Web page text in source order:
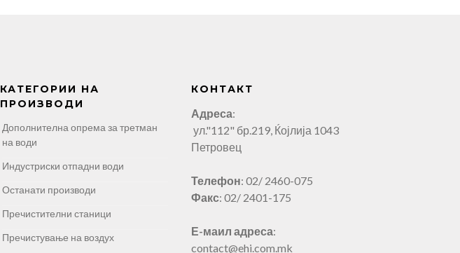
КАТЕГОРИИ НА
ПРОИЗВОДИ
Дополнителна опрема за третман
на води
Индустриски отпадни води
Останати производи
Пречистителни станици
Пречистување на воздух
КОНТАКТ
Адреса:
ул."112" бр.219, Ќојлија 1043
Петровец
Телефон: 02/ 2460-075
Факс: 02/ 2401-175
Е-маил адреса:
contact@ehi.com.mk